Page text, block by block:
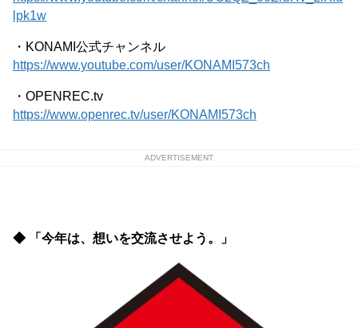
lpk1w
・KONAMI公式チャンネル
https://www.youtube.com/user/KONAMI573ch
・OPENREC.tv
https://www.openrec.tv/user/KONAMI573ch
ADVERTISEMENT
◆ 「今年は、想いを交流させよう。」